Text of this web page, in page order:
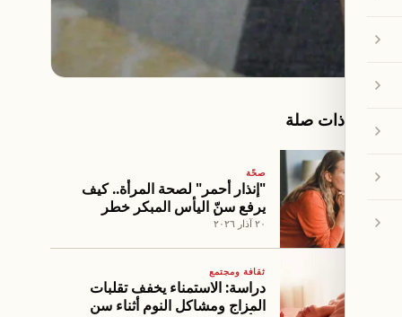
مقالات ذات صلة
صحّة
"إنذار أحمر" لصحة المرأة.. كيف
يرفع سنّ اليأس المبكر خطر
الإصابة بأمراض القلب بنسبة
٢٠ آذار ٢٠٢٦
ثقافة ومجتمع
دراسة: الاستمناء يخفف تقلبات
المزاج ومشاكل النوم أثناء سن